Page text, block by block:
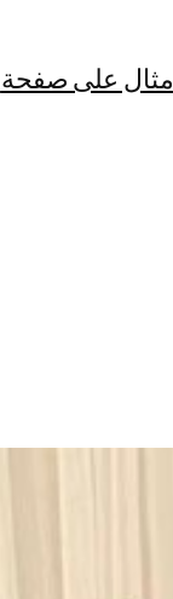
مثال على صفحة